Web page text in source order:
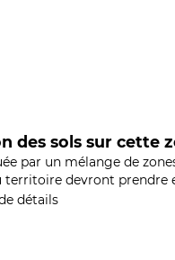
des sols sur cette
par un mélange de
devront prendre
détails